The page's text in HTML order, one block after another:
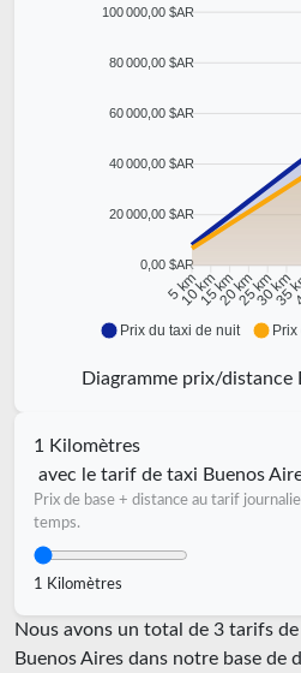
100 000,00 $AR
80 000,00 $AR
60 000,00 $AR
40 000,00 $AR
20 000,00 $AR
0,00 $AR
5 km
10 km15 km20 km25 km30 km
35
Prix du taxi de nuit
Diagramme prix/distance
1 Kilomètres
avec le tarif de taxi Buenos
Prix de base + distance au tarif
temps.
1 Kilomètres
Nous avons un total de 3 tarifs
Buenos Aires dans notre base de